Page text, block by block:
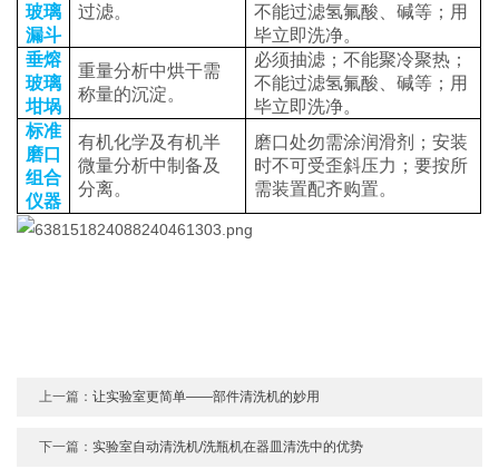
玻璃
漏斗
过滤。
不能过滤氢氟酸、碱等；用
毕立即洗净。
垂熔
玻璃
坩埚
重量分析中烘干需
称量的沉淀。
必须抽滤；不能聚冷聚热；
不能过滤氢氟酸、碱等；用
毕立即洗净。
标准
磨口
组合
仪器
有机化学及有机半
微量分析中制备及
分离。
磨口处勿需涂润滑剂；安装
时不可受歪斜压力；要按所
需装置配齐购置。
上一篇：让实验室更简单——部件清洗机的妙用
下一篇：实验室自动清洗机/洗瓶机在器皿清洗中的优势